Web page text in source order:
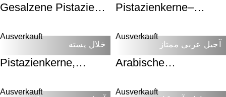
Gesalzene Pistazien
Pistazienkerne–
Ausverkauft
خلال پسته
Pistazienkerne,
Ausverkauft
آجیل عربی ممتاز
Arabische
Premium
Ausverkauft Ausverkauft